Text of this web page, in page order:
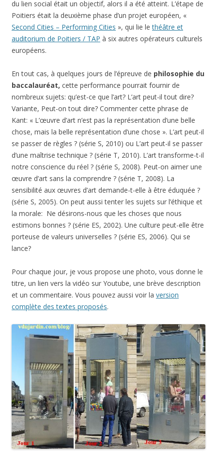
du lien social était un objectif, alors il a été atteint. L’étape de
Poitiers était la deuxième phase d’un projet européen, «
Second Cities – Performing Cities », qui lie lethéâtre et
auditorium de Poitiers / TAP à six autres opérateurs culturels
européens.
En tout cas, à quelques jours de l’épreuve de philosophie du
baccalauréat, cette performance pourrait fournir de
nombreux sujets: qu’est-ce que l’art? L’art peut-il tout dire?
Variante, Peut-on tout dire? Commenter cette phrase de
Kant: « L’œuvre d’art n’est pas la représentation d’une belle
chose, mais la belle représentation d’une chose ». L’art peut-il
se passer de règles ? (série S, 2010) ou L’art peut-il se passer
d’une maîtrise technique ? (série T, 2010). L’art transforme-t-il
notre conscience du réel ? (série S, 2008). Peut-on aimer une
œuvre d’art sans la comprendre ? (série T, 2008). La
sensibilité aux œuvres d’art demande-t-elle à être éduquée ?
(série S, 2005). On peut aussi tenter les sujets sur l’éthique et
la morale: Ne désirons-nous que les choses que nous
estimons bonnes ? (série ES, 2002). Une culture peut-elle être
porteuse de valeurs universelles ? (série ES, 2006). Qui se
lance?
Pour chaque jour, je vous propose une photo, vous donne le
titre, un lien vers la vidéo sur Youtube, une brève description
et un commentaire. Vous pouvez aussi voir la version
complète des textes proposés.